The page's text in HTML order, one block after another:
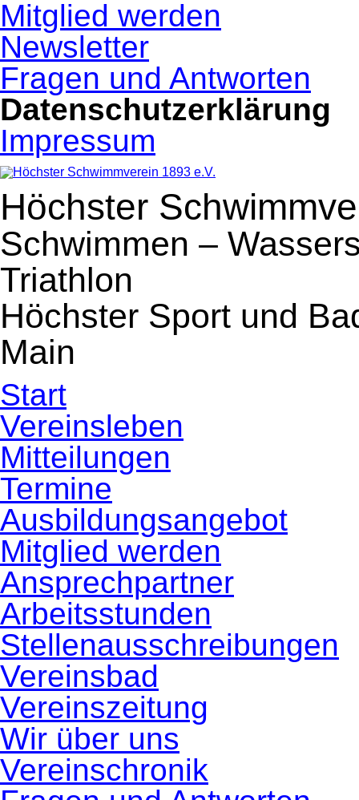
Navigation
überspringen
Mitglied werden
Newsletter
Fragen und Antworten
Datenschutzerklärung
Impressum
Höchster
Schwimmen –
Triathlon
Höchster Sport und
Main
Start
Vereinsleben
Mitteilungen
Termine
Ausbildungsangebot
Mitglied werden
Ansprechpartner
Arbeitsstunden
Stellenausschreibungen
Vereinsbad
Vereinszeitung
Wir über uns
Vereinschronik